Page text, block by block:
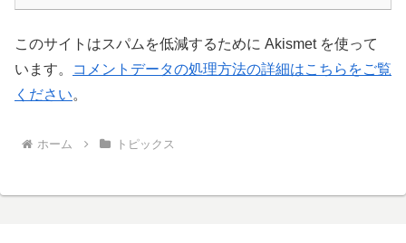
このサイトはスパムを低減するために Akismet を使って
います。
コメントデータの処理方法の詳細はこちらをご覧
ください。
ホーム トピックス